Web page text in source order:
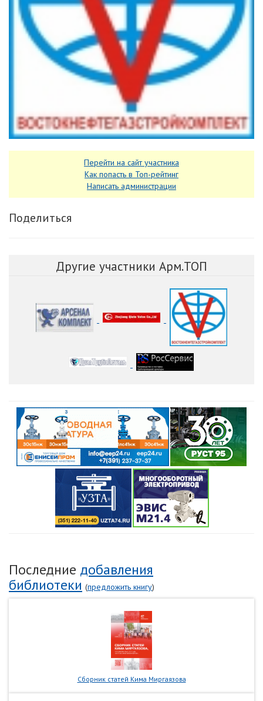
Перейти на сайт участника
Как попасть в Топ-рейтинг
Написать администрации
Поделиться
Другие участники Арм.ТОП
Последние добавления
библиотеки (предложить книгу)
Сборник статей Кима Миргаязова